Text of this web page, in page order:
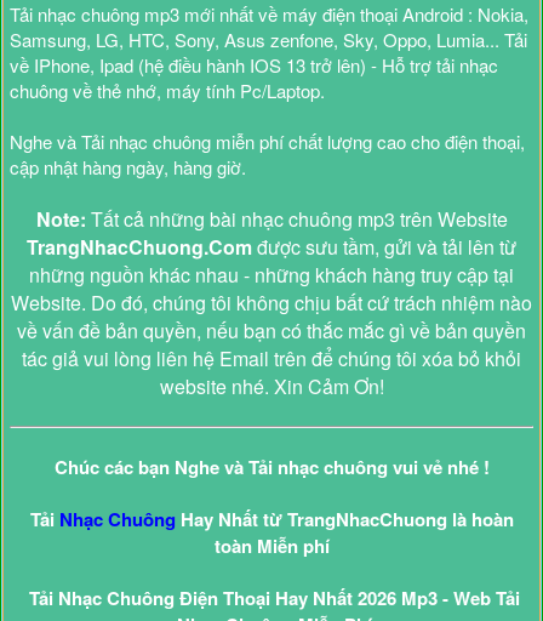
Tải nhạc chuông mp3 mới nhất về máy điện thoại Android : Nokia,
Samsung, LG, HTC, Sony, Asus zenfone, Sky, Oppo, Lumia... Tải
về IPhone, Ipad (hệ điều hành IOS 13 trở lên) - Hỗ trợ tải nhạc
chuông về thẻ nhớ, máy tính Pc/Laptop.
Nghe và Tải nhạc chuông miễn phí chất lượng cao cho điện thoại,
cập nhật hàng ngày, hàng giờ.
Note: Tất cả những bài nhạc chuông mp3 trên Website
TrangNhacChuong.Comđược sưu tầm, gửi và tải lên từ
những nguồn khác nhau - những khách hàng truy cập tại
Website. Do đó, chúng tôi không chịu bất cứ trách nhiệm nào
về vấn đề bản quyền, nếu bạn có thắc mắc gì về bản quyền
tác giả vui lòng liên hệ Email trên để chúng tôi xóa bỏ khỏi
website nhé. Xin Cảm Ơn!
Chúc các bạn Nghe và Tải nhạc chuông vui vẻ nhé !
Tải Nhạc Chuông Hay Nhất từ TrangNhacChuong là hoàn
toàn Miễn phí
Tải Nhạc Chuông Điện Thoại Hay Nhất 2026 Mp3 - Web Tải